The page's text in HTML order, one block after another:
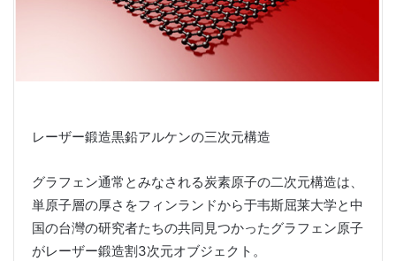
レーザー鍛造黒鉛アルケンの三次元構造
グラフェン通常とみなされる炭素原子の二次元構造は、
単原子層の厚さをフィンランドから于韦斯屈莱大学と中
国の台灣の研究者たちの共同見つかったグラフェン原子
がレーザー鍛造割3次元オブジェクト。